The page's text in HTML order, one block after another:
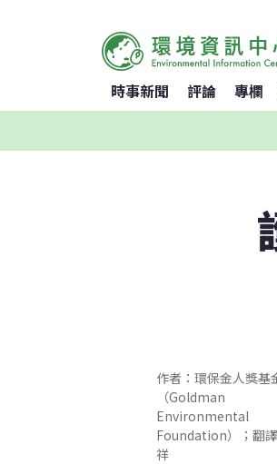
時事新聞 評論 專欄
作者：環保金人獎基
（Goldman
Environmental
Foundation）；翻
祥